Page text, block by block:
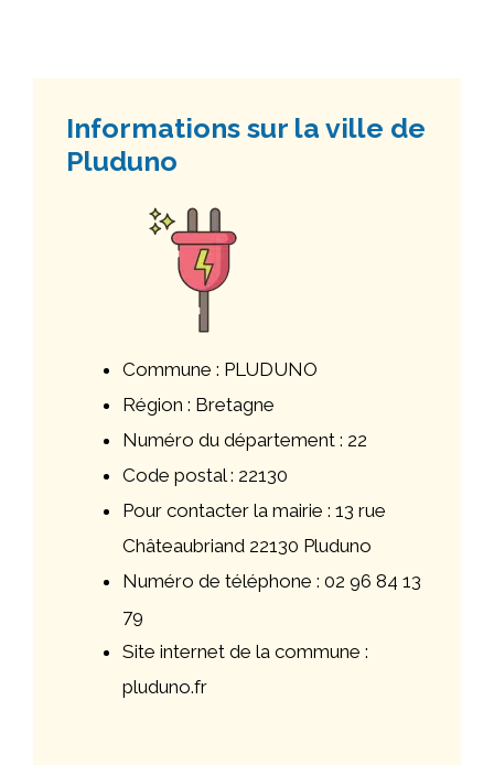
Informations sur la ville de
Pluduno
Commune : PLUDUNO
Région : Bretagne
Numéro du département : 22
Code postal : 22130
Pour contacter la mairie : 13 rue
Châteaubriand 22130 Pluduno
Numéro de téléphone : 02 96 84 13
79
Site internet de la commune :
pluduno.fr